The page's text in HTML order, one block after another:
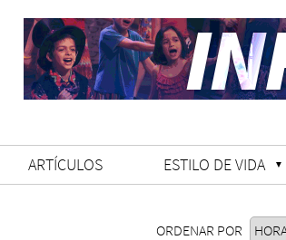
ARTÍCULOS ESTILO DE VIDA
ORDENAR POR